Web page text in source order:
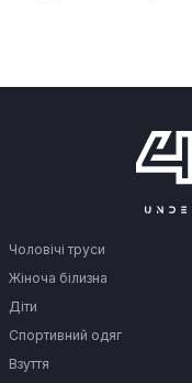
Чоловічі труси
Жіноча білизна
Діти
Спортивний одяг
Взуття